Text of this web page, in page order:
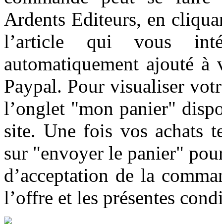
Ardents Editeurs, en
l’article qui vous
automatiquement ajouté à
Paypal. Pour visualiser
l’onglet "mon panier"
site. Une fois vos achats
sur "envoyer le panier"
d’acceptation de la
l’offre et les présentes